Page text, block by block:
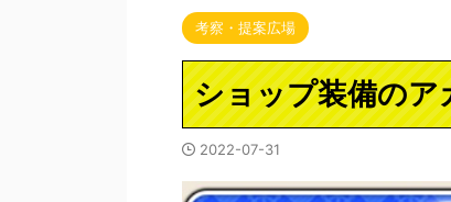
考察・提案広場
ショップ装備のア
2022-07-31